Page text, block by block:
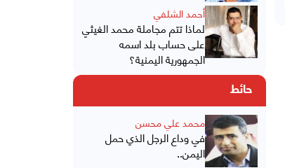
أحمد الشلفي
لماذا تتم مجاملة محمد الغيثي
على حساب بلد اسمه
الجمهورية اليمنية؟
حائط
محمد علي محسن
في وداع الرجل الذي حمل
اليمن..